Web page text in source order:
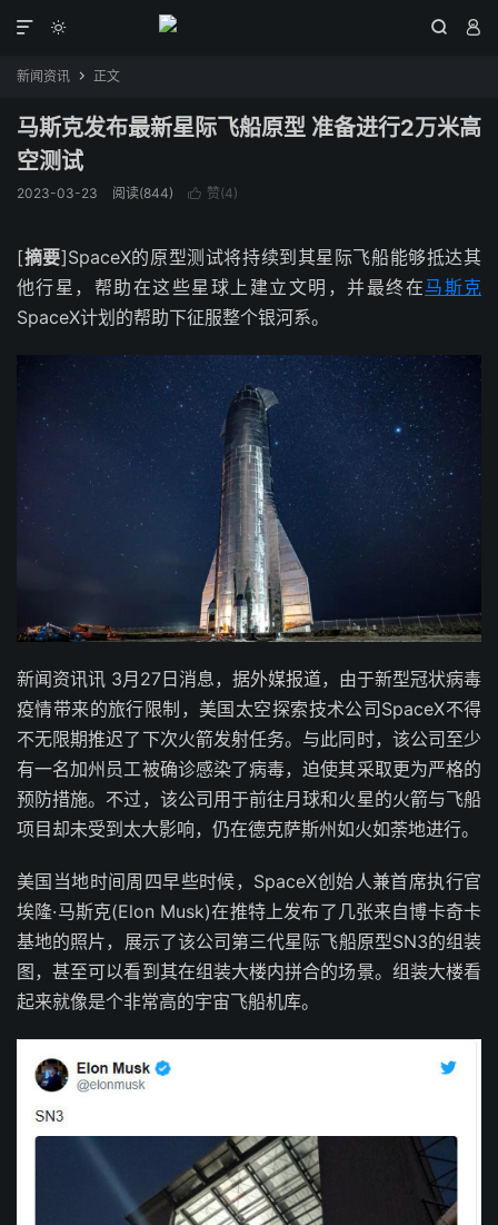
  

新闻资讯  正文
马斯克发布最新星际飞船原型 准备进行2万米高
空测试
2023-03-23 阅读(844)  赞(4)
[摘要]SpaceX的原型测试将持续到其星际飞船能够抵达其
他行星，帮助在这些星球上建立文明，并最终在马斯克
SpaceX计划的帮助下征服整个银河系。
新闻资讯讯 3月27日消息，据外媒报道，由于新型冠状病毒
疫情带来的旅行限制，美国太空探索技术公司SpaceX不得
不无限期推迟了下次火箭发射任务。与此同时，该公司至少
有一名加州员工被确诊感染了病毒，迫使其采取更为严格的
预防措施。不过，该公司用于前往月球和火星的火箭与飞船
项目却未受到太大影响，仍在德克萨斯州如火如荼地进行。
美国当地时间周四早些时候，SpaceX创始人兼首席执行官
埃隆·马斯克(Elon Musk)在推特上发布了几张来自博卡奇卡
基地的照片，展示了该公司第三代星际飞船原型SN3的组装
图，甚至可以看到其在组装大楼内拼合的场景。组装大楼看
起来就像是个非常高的宇宙飞船机库。